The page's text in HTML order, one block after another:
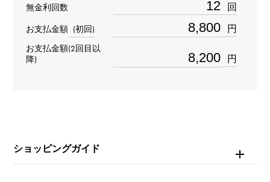
石種
無金利回数 回
お支払金額 (初回) 円
お支払金額(2回目以
降)
円
ショッピングガイド